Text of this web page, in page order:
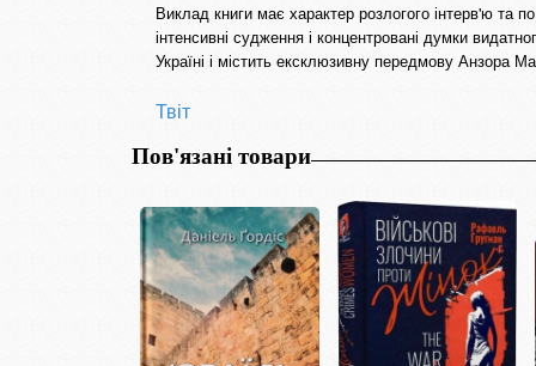
Виклад книги має характер розлогого інтерв'ю та
інтенсивні судження і концентровані думки
Україні і містить ексклюзивну передмову Анзора
Твіт
Пов'язані товари